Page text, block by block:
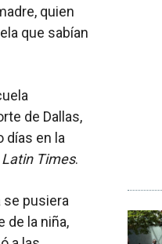
quien
que sabían
de Dallas,
días en la
Latin Times.
se pusiera
de la niña,